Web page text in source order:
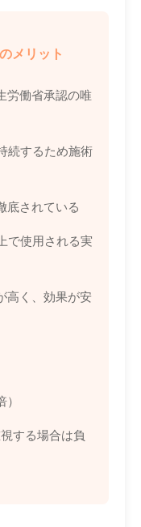
メリット
労働省承認の唯
続するため施術
底されている
で使用される実
高く、効果が安
する場合は負